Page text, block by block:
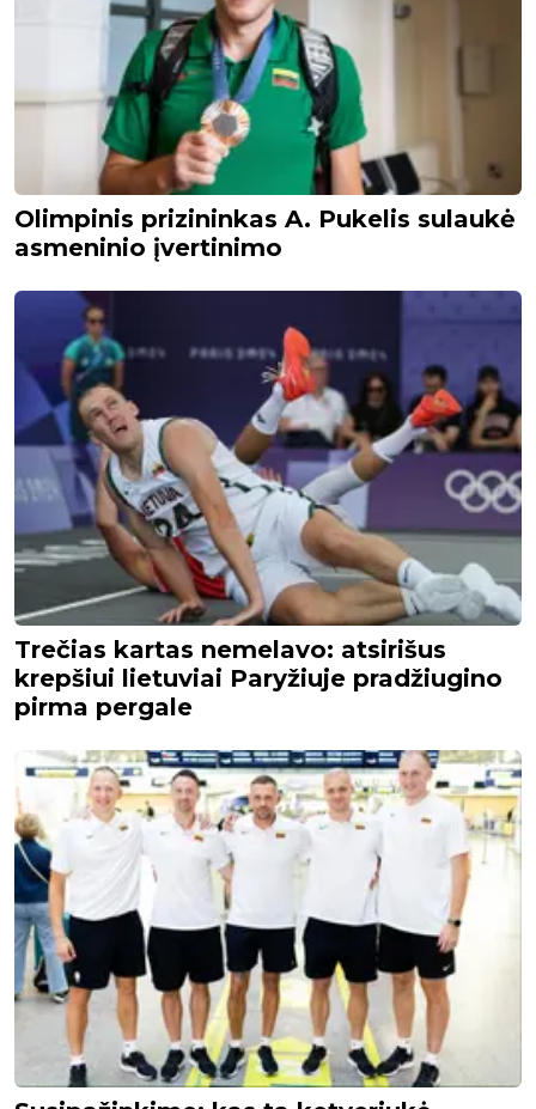
Olimpinis prizininkas A. Pukelis sulaukė
asmeninio įvertinimo
Trečias kartas nemelavo: atsirišus
krepšiui lietuviai Paryžiuje pradžiugino
pirma pergale